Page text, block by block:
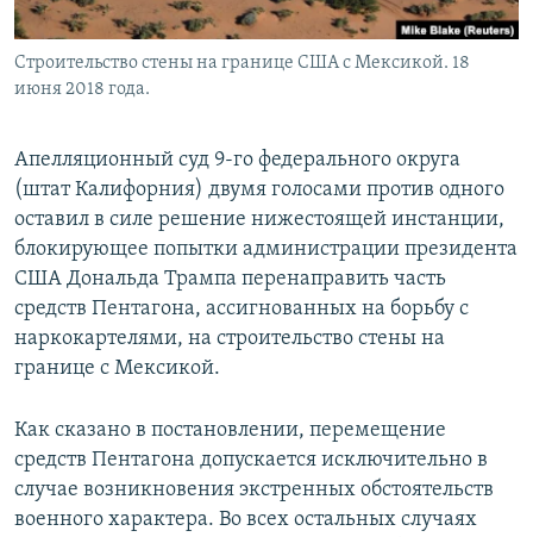
Строительство стены на границе США с Мексикой. 18
июня 2018 года.
Апелляционный суд 9-го федерального округа
(штат Калифорния) двумя голосами против одного
оставил в силе решение нижестоящей инстанции,
блокирующее попытки администрации президента
США Дональда Трампа перенаправить часть
средств Пентагона, ассигнованных на борьбу с
наркокартелями, на строительство стены на
границе с Мексикой.
Как сказано в постановлении, перемещение
средств Пентагона допускается исключительно в
случае возникновения экстренных обстоятельств
военного характера. Во всех остальных случаях